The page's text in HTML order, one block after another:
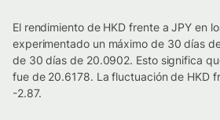
El rendimiento de HKD frente a JPY en
experimentado un máximo de 30 días
de 30 días de 20.0902. Esto significa
fue de 20.6178. La fluctuación de HKD
-2.87.